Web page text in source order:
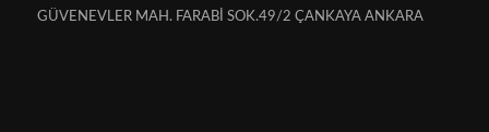
GÜVENEVLER MAH. FARABİ SOK.49/2 ÇANKAYA ANKARA